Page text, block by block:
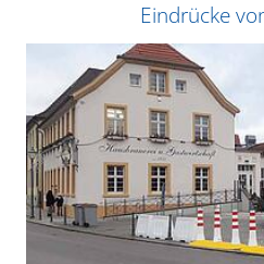
Eindrücke